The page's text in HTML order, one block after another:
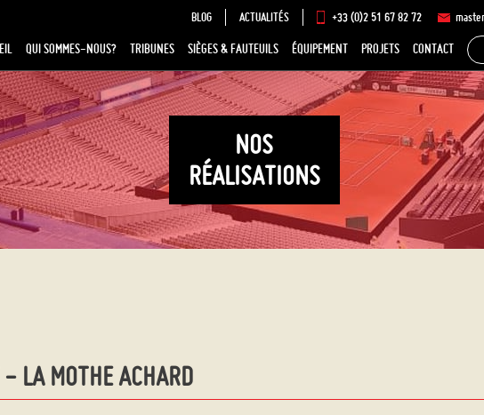
+33 (0)2 51 67 82 72
BLOG ACTUALITÉS
QUI SOMMES-NOUS? TRIBUNES SIÈGES & FAUTEUILS ÉQUIPEMENT PROJETS CONTACT
NOS
RÉALISATIONS
- LA MOTHE ACHARD